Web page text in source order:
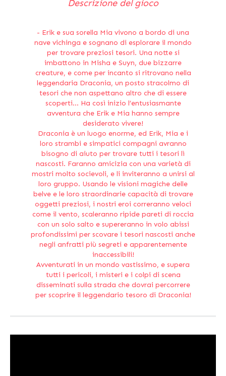
Descrizione del gioco
Erik e sua sorella Mia vivono a bordo di una
nave vichinga e sognano di esplorare il mondo
per trovare preziosi tesori. Una notte si
imbattono in Misha e Suyn, due bizzarre
creature, e come per incanto si ritrovano nella
leggendaria Draconia, un posto stracolmo di
tesori che non aspettano altro che di essere
scoperti… Ha così inizio l’entusiasmante
avventura che Erik e Mia hanno sempre
desiderato vivere!
Draconia è un luogo enorme, ed Erik, Mia e i
loro strambi e simpatici compagni avranno
bisogno di aiuto per trovare tutti i tesori lì
nascosti. Faranno amicizia con una varietà di
mostri molto socievoli, e li inviteranno a unirsi al
loro gruppo. Usando le visioni magiche delle
belve e le loro straordinarie capacità di trovare
oggetti preziosi, i nostri eroi correranno veloci
come il vento, scaleranno ripide pareti di roccia
con un solo salto e supereranno in volo abissi
profondissimi per scovare i tesori nascosti anche
negli anfratti più segreti e apparentemente
inaccessibili!
Avventurati in un mondo vastissimo, e supera
tutti i pericoli, i misteri e i colpi di scena
disseminati sulla strada che dovrai percorrere
per scoprire il leggendario tesoro di Draconia!